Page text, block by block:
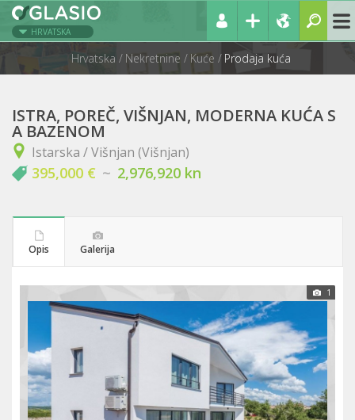
HRVATSKA
Hrvatska Nekretnine Kuće Prodaja kuća
ISTRA, POREČ, VIŠNJAN, MODERNA KUĆA S
A BAZENOM
Istarska / Višnjan (Višnjan)
395,000 € ~ 2,976,920 kn
Opis Galerija
1